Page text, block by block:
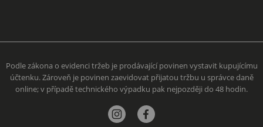
Podle zákona o evidenci tržeb je prodávající povinen vystavit kupujícímu
účtenku. Zároveň je povinen zaevidovat přijatou tržbu u správce daně
online; v případě technického výpadku pak nejpozději do 48 hodin.